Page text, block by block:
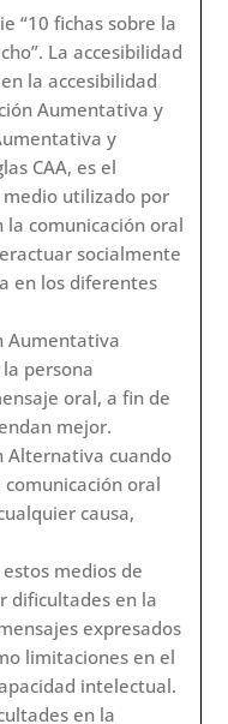
que entra en
con
de prototipos o
Año: 2023